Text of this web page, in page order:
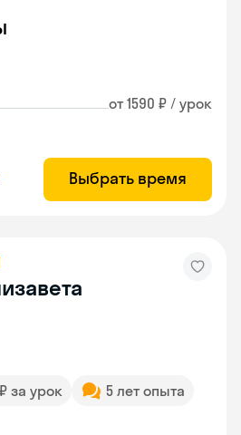
от 1590 ₽ / урок
Выбрать время
за урок
5 лет опыта